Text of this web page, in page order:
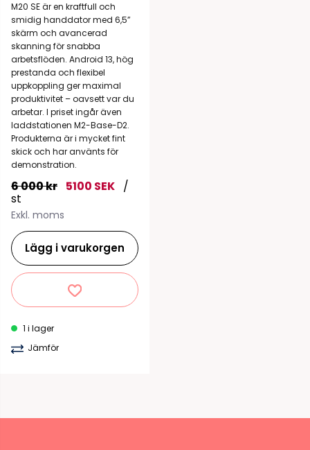
M20 SE är en kraftfull och
smidig handdator med 6,5”
skärm och avancerad
skanning för snabba
arbetsflöden. Android 13, hög
prestanda och flexibel
uppkoppling ger maximal
produktivitet – oavsett var du
arbetar. I priset ingår även
laddstationen M2-Base-D2.
Produkterna är i mycket fint
skick och har använts för
demonstration.
6 000 kr 5100 SEK /
st
Exkl. moms
Lägg i varukorgen
1 i lager
Jämför